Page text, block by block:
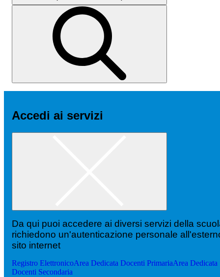
Accedi ai servizi
Da qui puoi accedere ai diversi servizi della
richiedono un'autenticazione personale
sito internet
Registro ElettronicoArea Dedicata Docenti PrimariaArea Dedicata
Docenti Secondaria